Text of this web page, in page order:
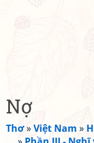
Nợ
Thơ»Việt Nam »